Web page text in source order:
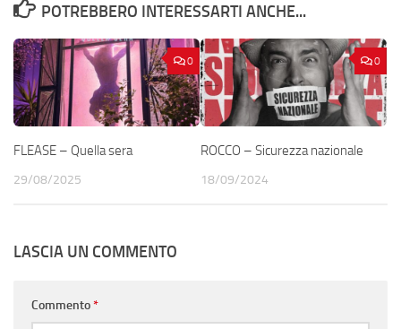
POTREBBERO INTERESSARTI ANCHE...
0
FLEASE – Quella sera
29/08/2025
0
ROCCO – Sicurezza nazionale
18/09/2024
LASCIA UN COMMENTO
Commento*